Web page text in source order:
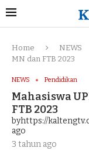
Home NEWS
MN dan FTB 2023
NEWS Pendidikan
Mahasiswa
FTB 2023
byhttps://
ago
3 tahun ago